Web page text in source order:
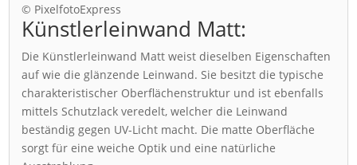
© PixelfotoExpress
Künstlerleinwand Matt:
Die Künstlerleinwand Matt weist dieselben Eigenschaften
auf wie die glänzende Leinwand. Sie besitzt die typische
charakteristischer Oberflächenstruktur und ist ebenfalls
mittels Schutzlack veredelt, welcher die Leinwand
beständig gegen UV-Licht macht. Die matte Oberfläche
sorgt für eine weiche Optik und eine natürliche